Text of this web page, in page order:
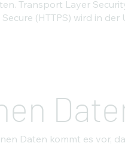
Transport Layer
(HTTPS) wird in der
Daten kommt es vor,